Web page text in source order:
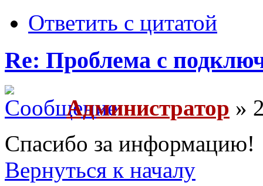
Ответить с цитатой
Re: Проблема с
Администратор »
Спасибо за информацию!
Вернуться к началу